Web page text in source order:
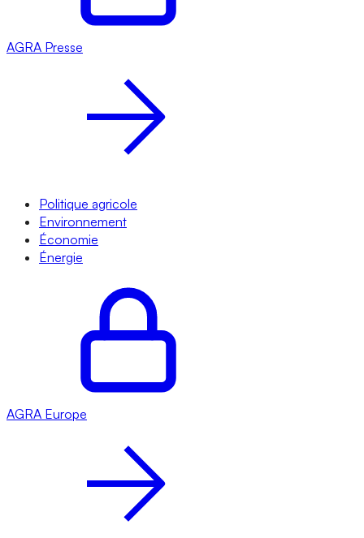
AGRA Presse
Politique agricole
Environnement
Économie
Énergie
AGRA Europe